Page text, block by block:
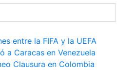
entre la FIFA y la UEFA
a Caracas en Venezuela
Clausura en Colombia